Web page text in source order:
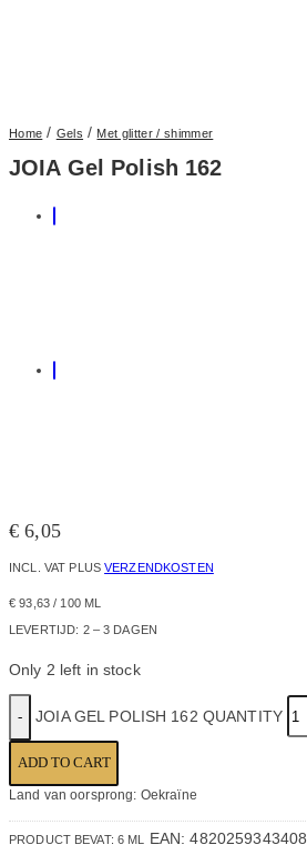
Home / Gels / Met glitter / shimmer
JOIA Gel Polish 162
€ 6,05
INCL. VAT PLUSVERZENDKOSTEN
€ 93,63/ 100 ML
LEVERTIJD: 2 – 3 DAGEN
Only 2 left in stock
JOIA GEL POLISH 162 QUANTITY
ADD TO CART
Land van oorsprong: Oekraïne
PRODUCT BEVAT: 6 ML EAN:4820259343408